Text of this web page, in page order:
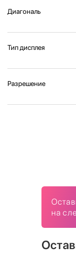
Диагональ
Тип дисплея
Разрешение
на